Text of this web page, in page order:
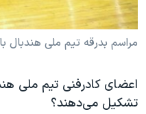
مراسم بدرقه تیم ملی هندبال
اعضای کادرفنی تیم ملی
تشکیل می‌دهند؟